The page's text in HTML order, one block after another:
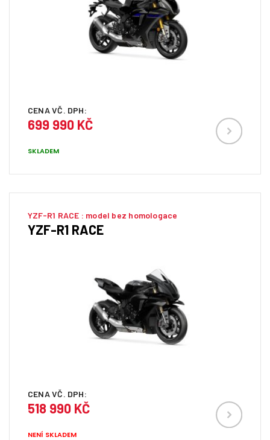
CENA VČ. DPH:
699 990 KČ
SKLADEM
YZF-R1 RACE : model bez homologace
YZF-R1 RACE
CENA VČ. DPH:
518 990 KČ
NENÍ SKLADEM